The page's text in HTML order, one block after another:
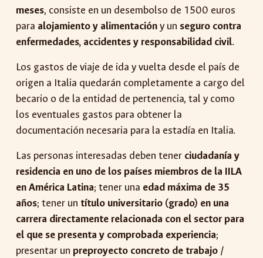
meses, consiste en un desembolso de 1500 euros
para alojamiento y alimentacióny un seguro contra
enfermedades, accidentes y responsabilidad civil.
Los gastos de viaje de ida y vuelta desde el país de
origen a Italia quedarán completamente a cargo del
becario o de la entidad de pertenencia, tal y como
los eventuales gastos para obtener la
documentación necesaria para la estadía en Italia.
Las personas interesadas deben tener ciudadanía y
residencia en uno de los países miembros de la IILA
en América Latina; tener una edad máxima de 35
años; tener un título universitario (grado) en una
carrera directamente relacionada con el sector para
el que se presenta y comprobada experiencia;
presentar un preproyecto concreto de trabajo /